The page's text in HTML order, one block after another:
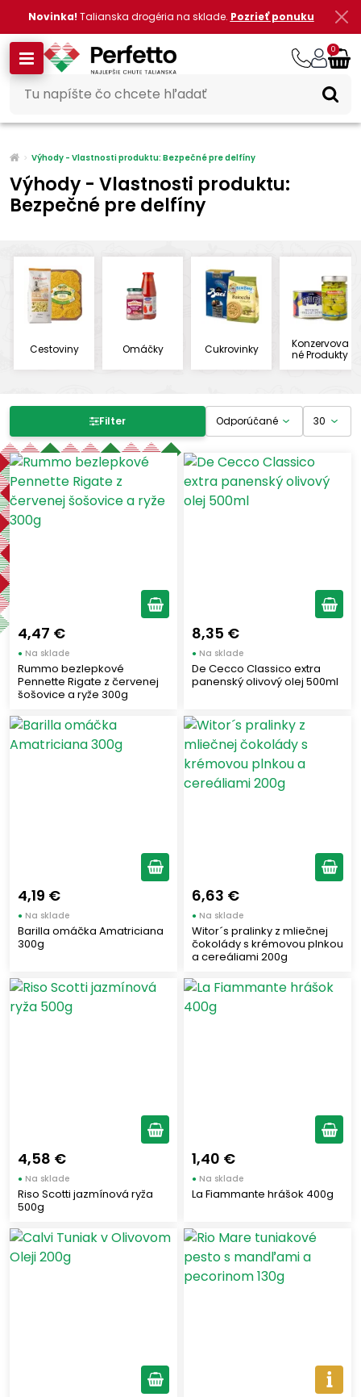
Novinka! Talianska drogéria na sklade. Pozrieť ponuku
0
Výhody - Vlastnosti produktu: Bezpečné pre delfíny
Výhody - Vlastnosti produktu:
Bezpečné pre delfíny
Cestoviny Omáčky Cukrovinky
Konzervova
né Produkty
Filter produktov
Cena
€
BARILLA(1)
LA FIAMMANTE(1)
RIO MARE (1)
Zobraziť všetko (9)
Filter
4,47 €
● Na sklade
Rummo bezlepkové
Pennette Rigate z červenej
šošovice a ryže 300g
8,35 €
● Na sklade
De Cecco Classico extra
panenský olivový olej 500ml
4,19 €
● Na sklade
Barilla omáčka Amatriciana
300g
6,63 €
● Na sklade
Witor´s pralinky z mliečnej
čokolády s krémovou plnkou
a cereáliami 200g
4,58 €
● Na sklade
Riso Scotti jazmínová ryža
500g
1,40 €
● Na sklade
La Fiammante hrášok 400g